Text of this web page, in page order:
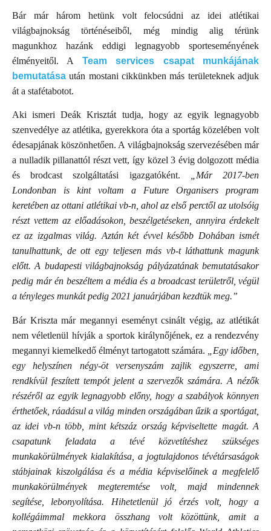
Bár már három hetünk volt felocsúdni az idei atlétikai
világbajnokság történéseiből, még mindig alig térünk
magunkhoz hazánk eddigi legnagyobb sporteseményének
élményeitől. A Team services csapat munkájának
bemutatása után mostani cikkünkben más területeknek adjuk
át a stafétabotot.
Aki ismeri Deák Krisztát tudja, hogy az egyik legnagyobb
szenvedélye az atlétika, gyerekkora óta a sportág közelében volt
édesapjának köszönhetően. A világbajnokság szervezésében már
a nulladik pillanattól részt vett, így közel 3 évig dolgozott média
és brodcast szolgáltatási igazgatóként.
„Már 2017-ben
Londonban is kint voltam a Future Organisers program
keretében az ottani atlétikai vb-n, ahol az első perctől az utolsóig
részt vettem az előadásokon, beszélgetéseken, annyira érdekelt
ez az izgalmas világ. Aztán két évvel később Dohában ismét
tanulhattunk, de ott egy teljesen más vb-t láthattunk magunk
előtt. A budapesti világbajnokság pályázatának bemutatásakor
pedig már én beszéltem a média és a broadcast területről, végül
a tényleges munkát pedig 2021 januárjában kezdtük meg.”
Bár Kriszta már megannyi eseményt csinált végig, az atlétikát
nem véletlenül hívják a sportok királynőjének, ez a rendezvény
megannyi kiemelkedő élményt tartogatott számára.
„Egy időben,
egy helyszínen négy-öt versenyszám zajlik egyszerre, ami
rendkívül feszített tempót jelent a szervezők számára. A nézők
részéről az egyik legnagyobb előny, hogy a szabályok könnyen
érthetőek, ráadásul a világ minden országában űzik a sportágat,
az idei vb-n több, mint kétszáz ország képviseltette magát. A
csapatunk feladata a tévé közvetítéshez szükséges
munkakörülmények kialakítása, a jogtulajdonos tévétársaságok
stábjainak kiszolgálása és a média képviselőinek a megfelelő
munkakörülmények megteremtése volt, majd mindennek
segítése, lebonyolítása. Hihetetlenül jó érzés volt, hogy a
kollégáimmal mekkora összhang volt közöttünk, amit a